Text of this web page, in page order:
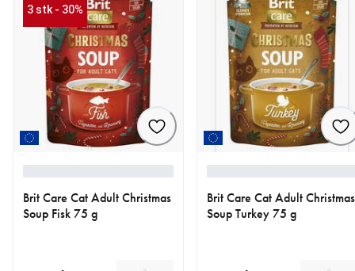
3 stk - 30%
Brit Care Cat Adult Christmas
Soup Fisk 75 g
Brit Care Cat Adult Christmas
Soup Turkey 75 g